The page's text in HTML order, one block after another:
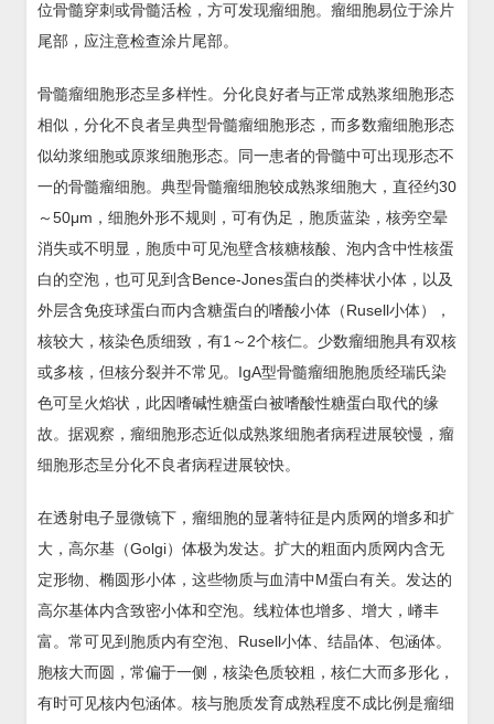
位骨髓穿刺或骨髓活检，方可发现瘤细胞。瘤细胞易位于涂片
尾部，应注意检查涂片尾部。
骨髓瘤细胞形态呈多样性。分化良好者与正常成熟浆细胞形态
相似，分化不良者呈典型骨髓瘤细胞形态，而多数瘤细胞形态
似幼浆细胞或原浆细胞形态。同一患者的骨髓中可出现形态不
一的骨髓瘤细胞。典型骨髓瘤细胞较成熟浆细胞大，直径约30
～50μm，细胞外形不规则，可有伪足，胞质蓝染，核旁空晕
消失或不明显，胞质中可见泡壁含核糖核酸、泡内含中性核蛋
白的空泡，也可见到含Bence-Jones蛋白的类棒状小体，以及
外层含免疫球蛋白而内含糖蛋白的嗜酸小体（Rusell小体），
核较大，核染色质细致，有1～2个核仁。少数瘤细胞具有双核
或多核，但核分裂并不常见。IgA型骨髓瘤细胞胞质经瑞氏染
色可呈火焰状，此因嗜碱性糖蛋白被嗜酸性糖蛋白取代的缘
故。据观察，瘤细胞形态近似成熟浆细胞者病程进展较慢，瘤
细胞形态呈分化不良者病程进展较快。
在透射电子显微镜下，瘤细胞的显著特征是内质网的增多和扩
大，高尔基（Golgi）体极为发达。扩大的粗面内质网内含无
定形物、椭圆形小体，这些物质与血清中M蛋白有关。发达的
高尔基体内含致密小体和空泡。线粒体也增多、增大，嵴丰
富。常可见到胞质内有空泡、Rusell小体、结晶体、包涵体。
胞核大而圆，常偏于一侧，核染色质较粗，核仁大而多形化，
有时可见核内包涵体。核与胞质发育成熟程度不成比例是瘤细